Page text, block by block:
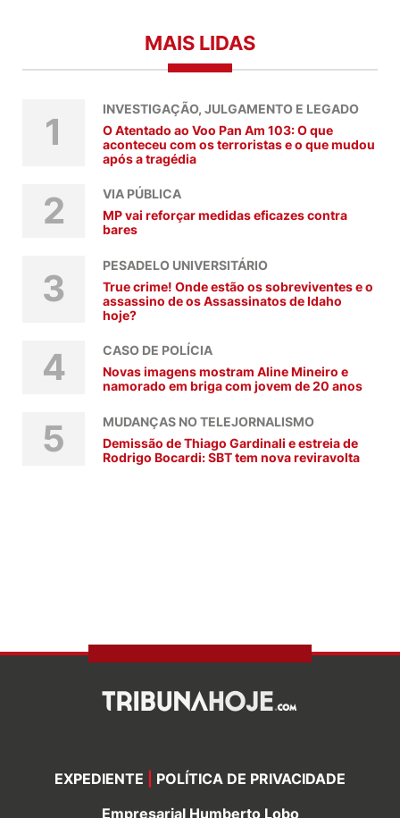
MAIS LIDAS
1
INVESTIGAÇÃO, JULGAMENTO E LEGADO
O Atentado ao Voo Pan Am 103: O que
aconteceu com os terroristas e o que mudou
após a tragédia
2
VIA PÚBLICA
MP vai reforçar medidas eficazes contra
bares
3
PESADELO UNIVERSITÁRIO
True crime! Onde estão os sobreviventes e o
assassino de os Assassinatos de Idaho
hoje?
4
CASO DE POLÍCIA
Novas imagens mostram Aline Mineiro e
namorado em briga com jovem de 20 anos
5
MUDANÇAS NO TELEJORNALISMO
Demissão de Thiago Gardinali e estreia de
Rodrigo Bocardi: SBT tem nova reviravolta
EXPEDIENTE
POLÍTICA DE PRIVACIDADE
Empresarial Humberto Lobo